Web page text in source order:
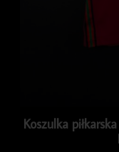
Koszulka